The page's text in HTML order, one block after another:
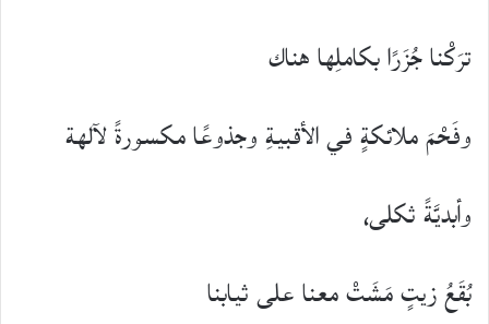
ترَكْنا جُزَرًا بكاملِها هناك
وفَحْمَ ملائكةٍ في الأقبيةِ وجذوعًا مكسورةً لآلهة
وأبديَّةً ثكلى،
بُقَعُ زيتٍ مَشَتْ معنا على ثيابنا